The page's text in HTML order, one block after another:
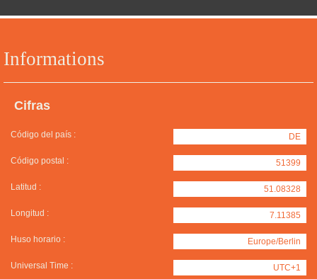
Informations
Cifras
Código del país : DE
Código postal : 51399
Latitud : 51.08328
Longitud : 7.11385
Huso horario : Europe/Berlin
Universal Time : UTC+1